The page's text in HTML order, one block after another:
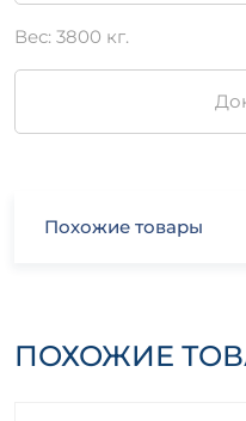
Вес: 3800 кг.
Похожие товары
ПОХОЖИЕ